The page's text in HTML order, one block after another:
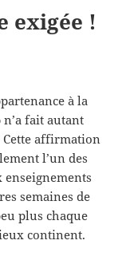
exigée !
à la
n’a fait autant
Cette affirmation
l’un des
semaines de
plus chaque
continent.